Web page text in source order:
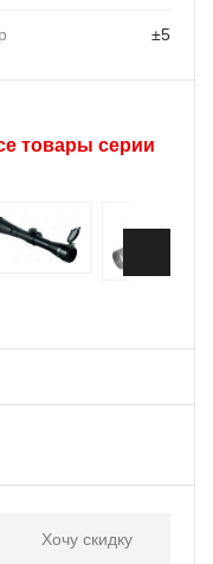
±5
товары серии
Хочу скидку